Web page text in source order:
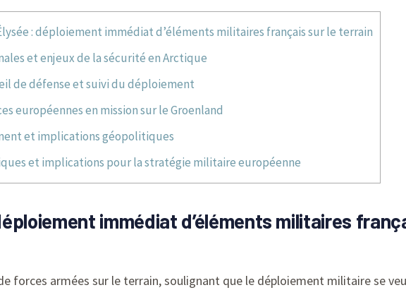
: déploiement immédiat d’éléments militaires français sur le terrain
et enjeux de la sécurité en Arctique
de défense et suivi du déploiement
européennes en mission sur le Groenland
et implications géopolitiques
et implications pour la stratégie militaire européenne
immédiat d’éléments militaires
forces armées sur le terrain, soulignant que le déploiement militaire se